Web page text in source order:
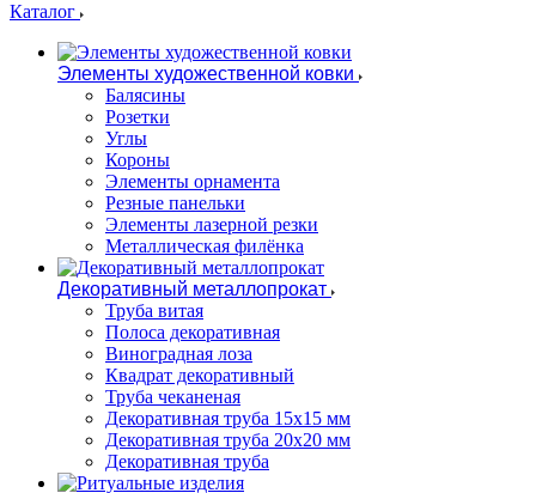
Каталог
Элементы художественной ковки
Балясины
Розетки
Углы
Короны
Элементы орнамента
Резные панельки
Элементы лазерной резки
Металлическая филёнка
Декоративный металлопрокат
Труба витая
Полоса декоративная
Виноградная лоза
Квадрат декоративный
Труба чеканеная
Декоративная труба 15х15 мм
Декоративная труба 20х20 мм
Декоративная труба